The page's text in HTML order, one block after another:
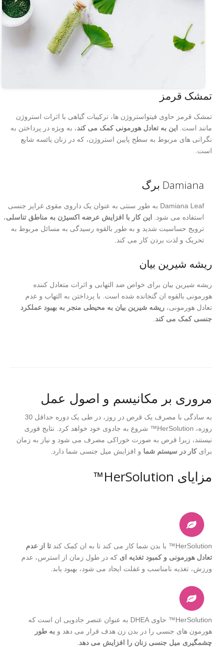
تمشک قرمز
تمشک قرمز حاوی فیتواستروژن ها، ترکیبات گیاهی با اثرات استروژن
مانند است.
این به تعادل هورمونی کمک می کند، به ویژه در پرداختن به
نگرانی های مربوط به سطح پایین استروژن، که در زنان یائسه شایع
است.
Damiana برگ
Damiana Leaf به طور سنتی به عنوان یک داروی مقوی غرایز جنسی
استفاده می شود.
این کار با افزایش عرضه اکسیژن به مناطق تناسلی،
ترویج حساسیت شدید و به طور بالقوه رسیدگی به مسائل مربوط به
تحریک و لذت بردن کار می کند.
ریشه شیرین بیان
ریشه شیرین بیان برای خواص ضد التهابی و اثرات متعادل کننده
هورمونی بالقوه ان گنجانده شده است. با پرداختن به التهاب و عدم
تعادل هورمونی، ریشه شیرین بیان به محیطی منجر به بهبود عملکرد
جنسی کمک می کند
مروری بر مکانیسم و اصول عمل
به سادگی با مصرف یک قرص در روز، در طی یک دوره حداقل 30
روزه، HerSolution™ شروع به جادوی خود خواهد کرد. نتایج فوری
نیستند، زیرا قرص به صورت خوراکی مصرف می شود و نیاز به زمان
برایکار در سیستم شما و افزایش میل جنسی شما دارد.
مزایای HerSolution™
HerSolution™ با بدن شما کار می کند تا به ان کمک کند
تا از عدم
تعادل هورمونی و کمبود تغذیه ای که در طول زمان از استرس، عدم
ورزش، تغذیه نامناسب و غفلت ایجاد می شود، بهبود یابد.
HerSolution™ حاوی DHEA به عنوان عنصر جادویی ان است که
هورمون های جنسی را در بدن زن هدف قرار می دهد و به طور
چشمگیری میل جنسی زنان را افزایش می دهد